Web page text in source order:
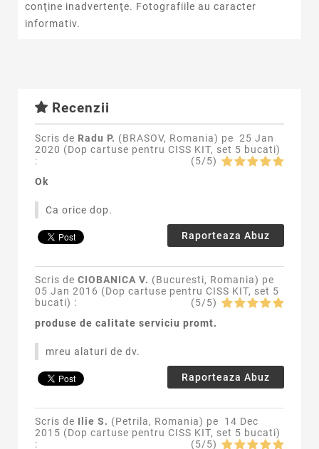
conţine inadvertenţe. Fotografiile au caracter
informativ.
Recenzii
Scris de Radu P. (BRASOV, Romania) pe 25 Jan
2020 (Dop cartuse pentru CISS KIT, set 5 bucati)
:
(5/5)
Ok
Ca orice dop.
Raporteaza Abuz
Scris de CIOBANICA V. (Bucuresti, Romania) pe
05 Jan 2016 (Dop cartuse pentru CISS KIT, set 5
bucati) : (5/5)
produse de calitate serviciu promt.
mreu alaturi de dv.
Raporteaza Abuz
Scris de Ilie S. (Petrila, Romania) pe 14 Dec
2015 (Dop cartuse pentru CISS KIT, set 5 bucati)
:
(5/5)